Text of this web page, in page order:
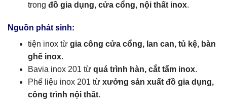
trong đồ gia dụng, cửa cổng, nội thất inox.
Nguồn phát sinh:
tiện inox từ gia công cửa cổng, lan can, tủ kệ, bàn
ghế inox.
Bavia inox 201 từ quá trình hàn, cắt tấm inox.
Phế liệu inox 201 từ xưởng sản xuất đồ gia dụng,
công trình nội thất.